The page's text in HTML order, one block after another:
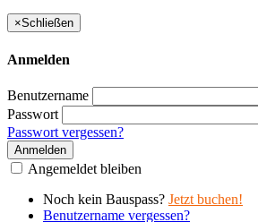
×Schließen
Anmelden
Benutzername
Passwort
Passwort vergessen?
Anmelden
Angemeldet bleiben
Noch kein Bauspass? Jetzt buchen!
Benutzername vergessen?